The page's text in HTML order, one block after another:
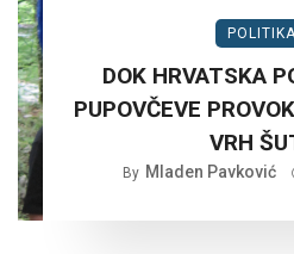
DOK HRVATSKA
PUPOVČEVE
VRH
By Mladen Pavković